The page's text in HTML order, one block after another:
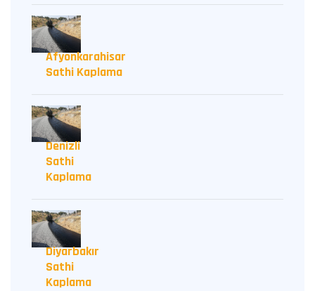
Afyonkarahisar
Sathi Kaplama
Denizli
Sathi
Kaplama
Diyarbakır
Sathi
Kaplama